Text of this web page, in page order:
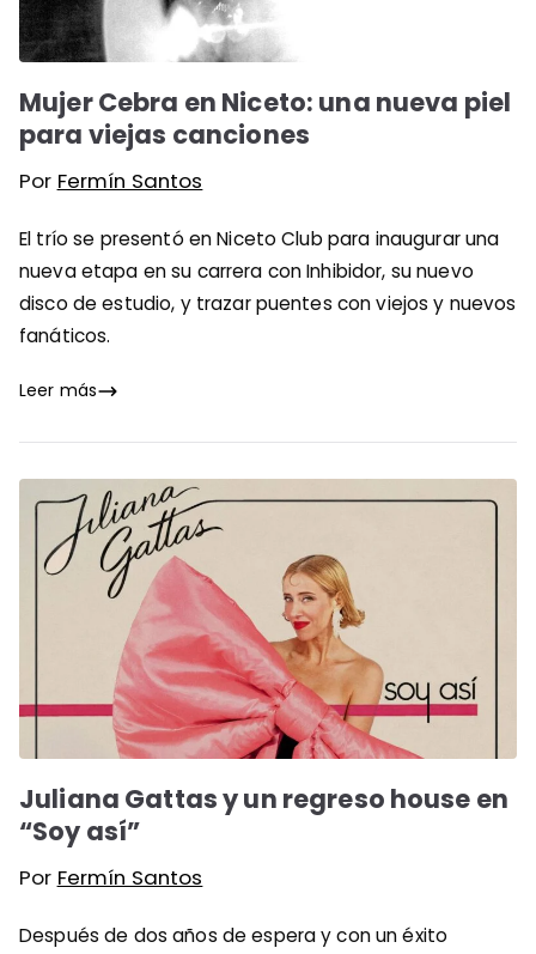
Mujer Cebra en Niceto: una nueva piel
para viejas canciones
Por Fermín Santos
El trío se presentó en Niceto Club para inaugurar una
nueva etapa en su carrera con Inhibidor, su nuevo
disco de estudio, y trazar puentes con viejos y nuevos
fanáticos.
Leer más
Juliana Gattas y un regreso house en
“Soy así”
Por Fermín Santos
Después de dos años de espera y con un éxito